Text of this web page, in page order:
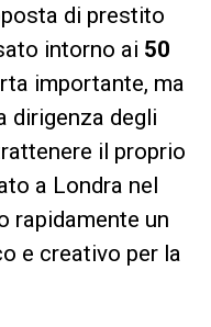
di prestito
intorno ai 50
importante, ma
dirigenza degli
il proprio
a Londra nel
rapidamente un
e creativo per la